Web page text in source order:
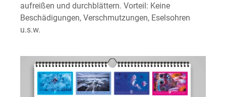
aufreißen und durchblättern. Vorteil: Keine
Beschädigungen, Verschmutzungen, Eselsohren
u.s.w.